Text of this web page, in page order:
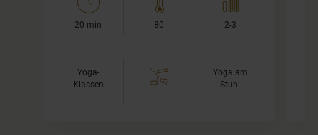
20 min 80 2-3
Yoga-
Klassen
Yoga am
Stuhl